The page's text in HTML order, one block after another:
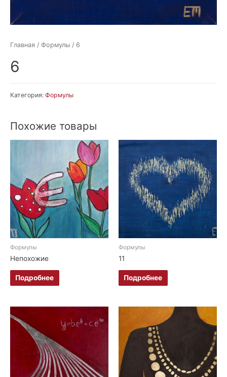
Главная / Формулы / 6
6
Категория: Формулы
Похожие товары
Формулы
Непохожие
Подробнее
Формулы
11
Подробнее